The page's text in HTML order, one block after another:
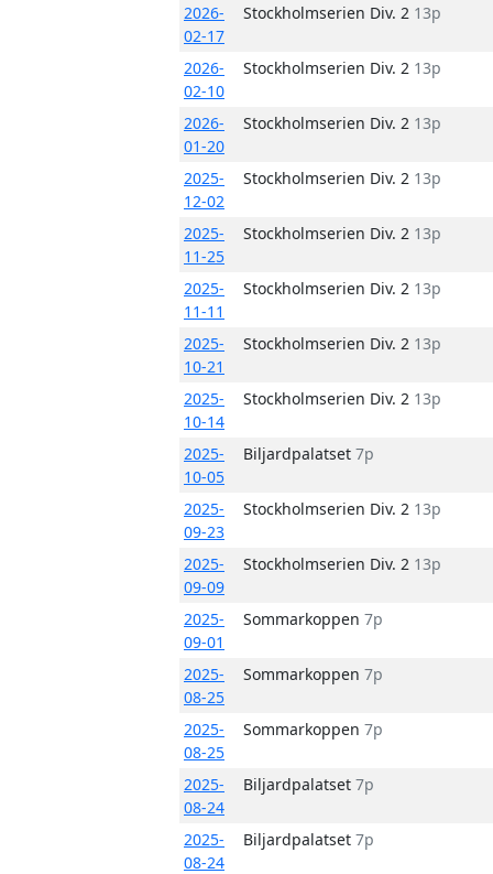
2026-
02-17
Stockholmserien Div. 2 13p
2026-
02-10
Stockholmserien Div. 2 13p
2026-
01-20
Stockholmserien Div. 2 13p
2025-
12-02
Stockholmserien Div. 2 13p
2025-
11-25
Stockholmserien Div. 2 13p
2025-
11-11
Stockholmserien Div. 2 13p
2025-
10-21
Stockholmserien Div. 2 13p
2025-
10-14
Stockholmserien Div. 2 13p
2025-
10-05
Biljardpalatset 7p
2025-
09-23
Stockholmserien Div. 2 13p
2025-
09-09
Stockholmserien Div. 2 13p
2025-
09-01
Sommarkoppen 7p
2025-
08-25
Sommarkoppen 7p
2025-
08-25
Sommarkoppen 7p
2025-
08-24
Biljardpalatset 7p
2025-
08-24
Biljardpalatset 7p